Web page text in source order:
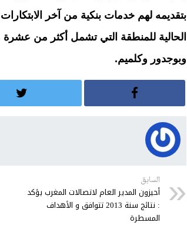
بتقديمه لهم خدمات بنكية من آخر
الحالية للمنطقة التي تشمل أكثر من
وبوجدور وكلميم.
السابق
أحيزون المدير العام لاتصالات المغرب يؤكد
: نتائج سنة 2013 تتوافق و الأهداف
المسطرة